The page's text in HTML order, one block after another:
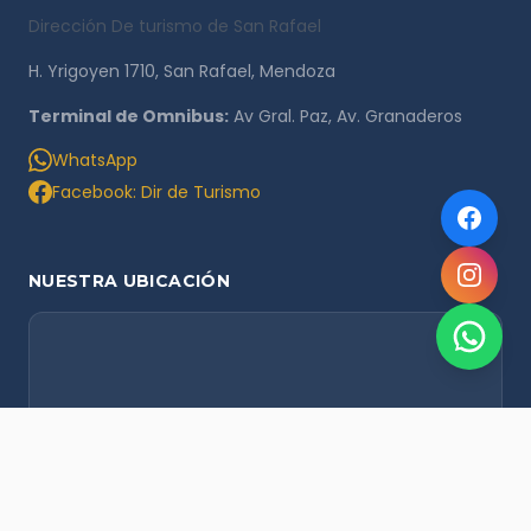
Dirección De turismo de San Rafael
H. Yrigoyen 1710, San Rafael, Mendoza
Terminal de Omnibus: Av Gral. Paz, Av. Granaderos
WhatsApp
Facebook: Dir de Turismo
NUESTRA UBICACIÓN